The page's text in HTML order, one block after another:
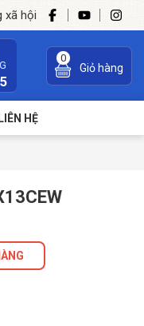
xã hội
0
Giỏ hàng
HỆ